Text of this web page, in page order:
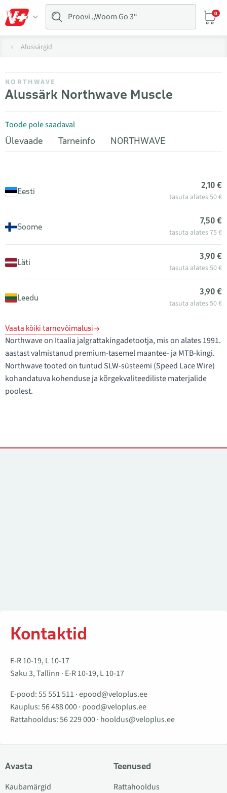
0
Alussärgid
NORTHWAVE
Alussärk Northwave Muscle
Toode pole saadaval
Ülevaade
Tarneinfo NORTHWAVE
Eesti
2,10 €
tasuta alates 50 €
Soome
7,50 €
tasuta alates 75 €
Läti
3,90 €
tasuta alates 50 €
Leedu
3,90 €
tasuta alates 50 €
Vaata kõiki tarnevõimalusi
Northwave on Itaalia jalgrattakingadetootja, mis on alates 1991.
aastast valmistanud premium-tasemel maantee- ja MTB-kingi.
Northwave tooted on tuntud SLW-süsteemi (Speed Lace Wire)
kohandatuva kohenduse ja kõrgekvaliteediliste materjalide
poolest.
Kontaktid
E-R 10-19, L 10-17
Saku 3, Tallinn · E-R 10-19, L 10-17
E-pood:55 551 511 ·epood@veloplus.ee
Kauplus:56 488 000· pood@veloplus.ee
Rattahooldus:56 229 000· hooldus@veloplus.ee
Avasta
Kaubamärgid
Teenused
Rattahooldus